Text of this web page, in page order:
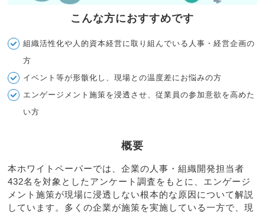
こんな方におすすめです
組織活性化や人的資本経営に取り組んでいる人事・経営企画の
方
イベント等が形骸化し、現場との温度差にお悩みの方
エンゲージメント施策を浸透させ、従業員の参加意欲を高めた
い方
概要
本ホワイトペーパーでは、企業の人事・組織開発担当者
432名を対象としたアンケート調査をもとに、エンゲージ
メント施策が現場に浸透しない根本的な原因について解説
しています。多くの企業が施策を実施している一方で、現